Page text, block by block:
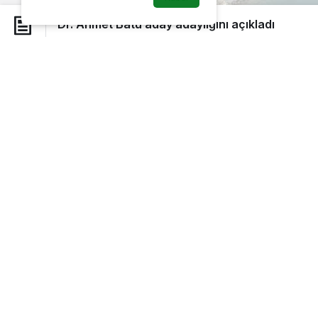
Dr. Ahmet Batu aday adaylığını açıkladı